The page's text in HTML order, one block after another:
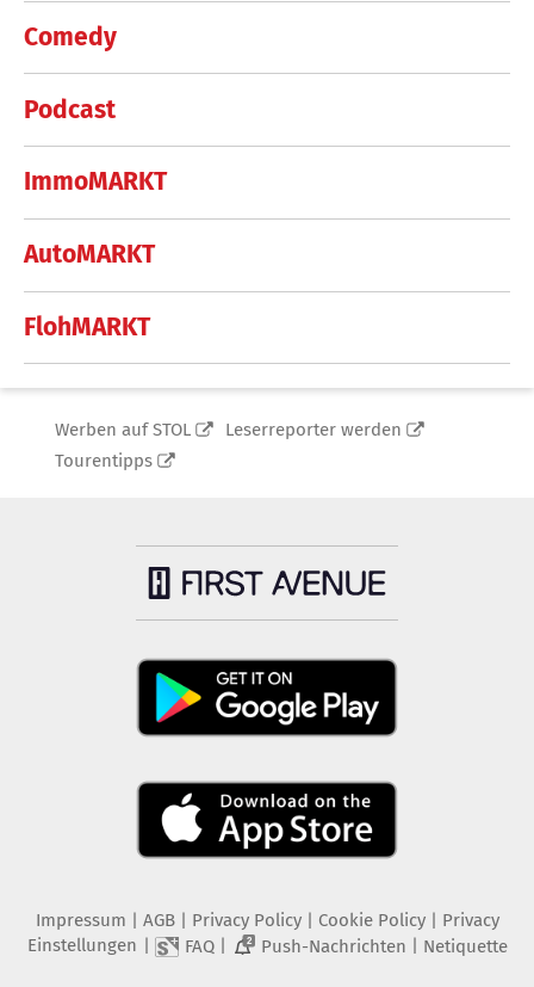
Comedy
Podcast
ImmoMARKT
AutoMARKT
FlohMARKT
Werben auf STOL
Leserreporter werden
Tourentipps
Impressum AGB Privacy Policy| Cookie Policy| Privacy
Einstellungen
FAQ| 2 Push-Nachrichten Netiquette